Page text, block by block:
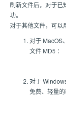
刷新文件后，对于已
功。
对于其他文件，可以
对于 MacOS
文件 MD5 ：
对于
免费、轻量